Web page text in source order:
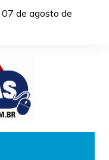
de agosto de